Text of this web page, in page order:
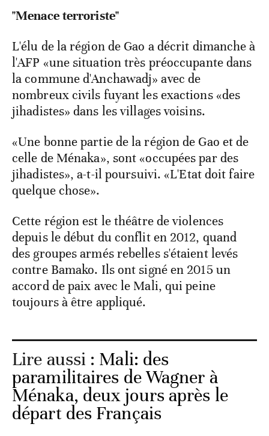
"Menace terroriste"
L'élu de la région de Gao a décrit dimanche à
l'AFP «une situation très préoccupante dans
la commune d'Anchawadj» avec de
nombreux civils fuyant les exactions «des
jihadistes» dans les villages voisins.
«Une bonne partie de la région de Gao et de
celle de Ménaka», sont «occupées par des
jihadistes», a-t-il poursuivi. «L'Etat doit faire
quelque chose».
Cette région est le théâtre de violences
depuis le début du conflit en 2012, quand
des groupes armés rebelles s'étaient levés
contre Bamako. Ils ont signé en 2015 un
accord de paix avec le Mali, qui peine
toujours à être appliqué.
Lire aussi : Mali: des
paramilitaires de Wagner à
Ménaka, deux jours après le
départ des Français